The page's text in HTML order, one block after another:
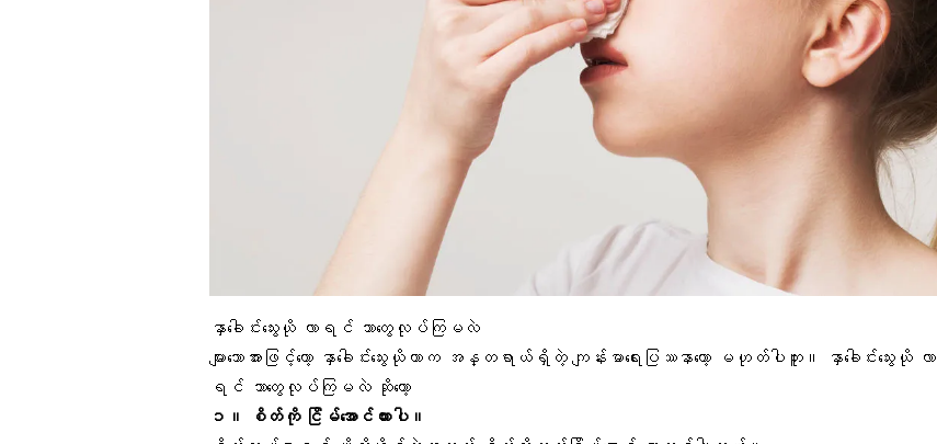
နှာခေါင်းသွေးယို လာရင် ဘာတွေလုပ်ကြမလဲ
များသောအားဖြင့်တော့ နှာခေါင်းသွေးယိုတာက အန္တရာယ်ရှိတဲ့ ကျန်းမာရေးပြဿနာတော့ မဟုတ်ပါဘူး။ နှာခေါင်းသွေးယို လာ
ရင် ဘာတွေလုပ်ကြမလဲ ဆိုတော့
၁။ စိတ်ကို ငြိမ်အောင်ထားပါ။